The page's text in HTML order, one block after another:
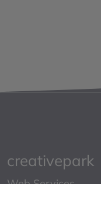
creativepark
Web Services